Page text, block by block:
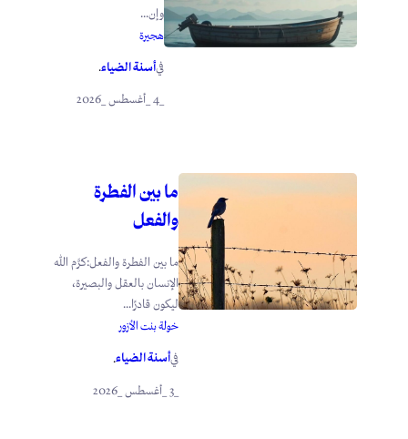
وإن...
هجيرة
فيأسنة الضياء.
_4 _أغسطس _2026
ما بين الفطرة
والفعل
ما بين الفطرة والفعل:كرَّم الله
الإنسان بالعقل والبصيرة،
ليكون قادرًا...
خولة بنت الأزور
فيأسنة الضياء.